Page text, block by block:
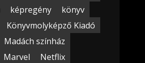
képregény
könyv
Könyvmolyképző Kiadó
Madách színház
Marvel
Netflix